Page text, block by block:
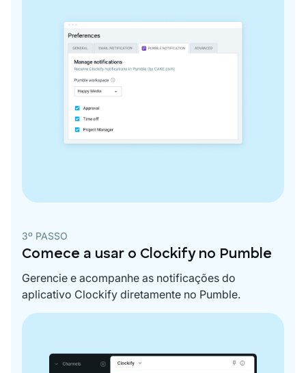
3º PASSO
Comece a usar o Clockify no Pumble
Gerencie e acompanhe as notificações do
aplicativo Clockify diretamente no Pumble.